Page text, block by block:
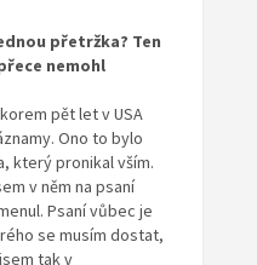
přetržka? Ten
nemohl
pět let v USA
Ono to bylo
který pronikal vším.
v něm na psaní
Psaní vůbec je
se musím dostat,
tak v